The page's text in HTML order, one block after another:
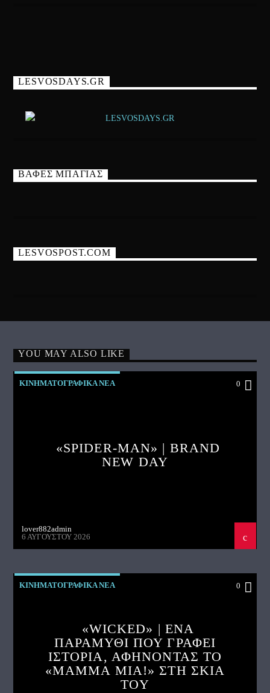
LESVOSDAYS.GR
ΒΑΦΕΣ ΜΠΑΓΙΑΣ
LESVOSPOST.COM
YOU MAY ALSO LIKE
ΚΙΝΗΜΑΤΟΓΡΑΦΙΚΑ ΝΕΑ 0
«SPIDER-MAN» | BRAND
NEW DAY
lover882admin
6 ΑΥΓΟΎΣΤΟΥ 2026
ΚΙΝΗΜΑΤΟΓΡΑΦΙΚΑ ΝΕΑ 0
«WICKED» | ΈΝΑ
ΠΑΡΑΜΥΘΙ ΠΟΥ ΓΡΑΦΕΙ
ΙΣΤΟΡΙΑ, ΑΦΗΝΟΝΤΑΣ ΤΟ
«MAMMA MIA!» ΣΤΗ ΣΚΙΑ
ΤΟΥ